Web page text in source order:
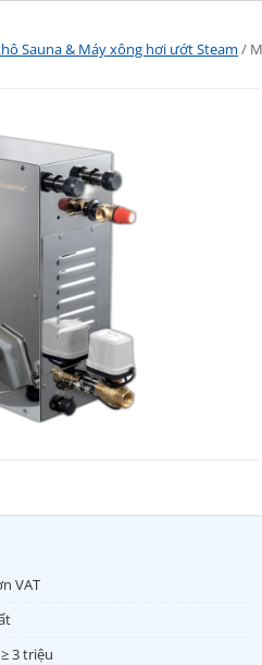
Sauna & Máy xông hơi ướt Steam /
VAT
3 triệu